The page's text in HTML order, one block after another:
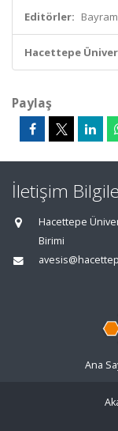
Editörler:
Hacettepe
Paylaş
İletişim
Hacettepe
Birimi
Ana